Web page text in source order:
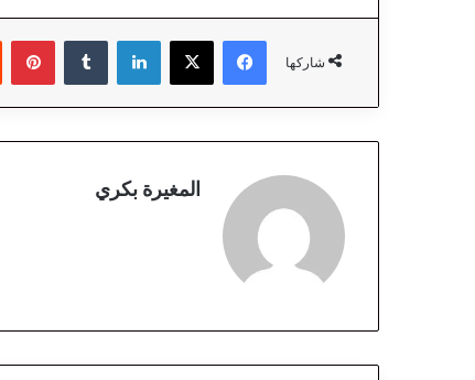
شاركها
فيسبوك لينكدإن
المغيرة بكري